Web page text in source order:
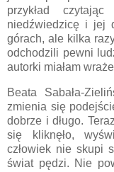
przykład
niedźwiedzicę i jej
górach, ale kilka
odchodzili pewni
autorki miałam
Beata Sabała-
zmienia się
dobrze i długo.
się kliknęło,
człowiek nie skupi
świat pędzi. Nie